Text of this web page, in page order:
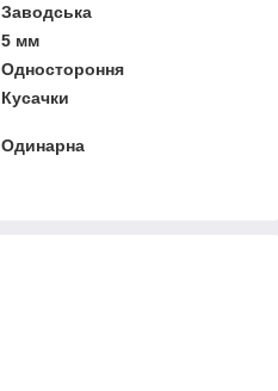
Заводська
5 мм
Одностороння
Кусачки
Одинарна